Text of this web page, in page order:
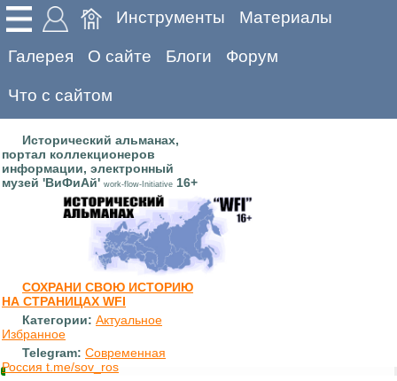
Инструменты Материалы
Галерея О сайте Блоги Форум
Что с сайтом
Исторический альманах,
портал коллекционеров
информации, электронный
музей 'ВиФиАй' work-flow-Initiative 16+
СОХРАНИ СВОЮ ИСТОРИЮ
НА СТРАНИЦАХ WFI
Категории: Актуальное
Избранное
Telegram: Современная
Россия t.me/sov_ros